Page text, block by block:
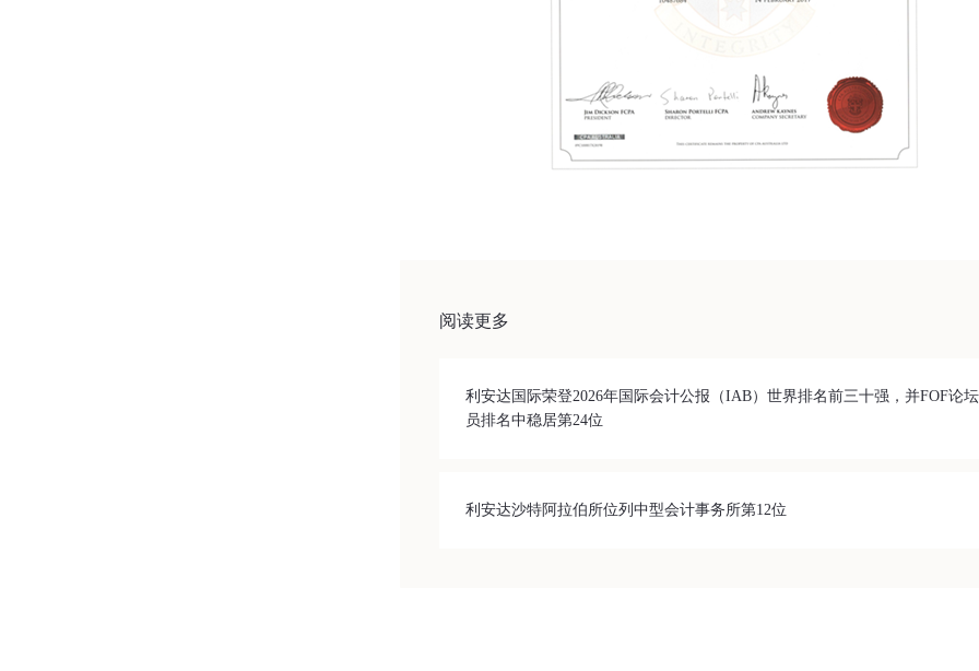
阅读更多
利安达国际荣登2026年国际会计公报（IAB）世界排名前三十强，并FOF论
员排名中稳居第24位
利安达沙特阿拉伯所位列中型会计事务所第12位